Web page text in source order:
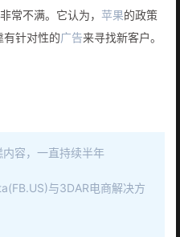
常不满。它认为， 苹果的政策
有针对性的广告来寻找新客户。
容，一直持续半年
与3DAR电商解决方